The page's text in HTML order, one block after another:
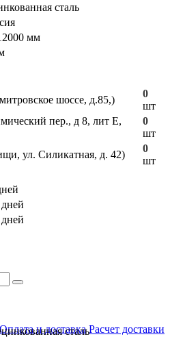
сталь
мм
шоссе, д.85,)
0
шт
пер., д 8, лит Е,
0
шт
ул. Силикатная, д. 42)
0
шт
Оплата и доставка Расчет доставки
сталь